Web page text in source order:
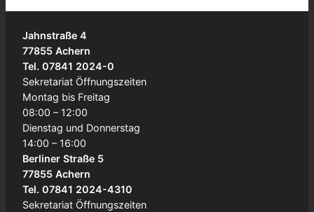
Jahnstraße 4
77855 Achern
Tel. 07841 2024-0
Sekretariat Öffnungszeiten
Montag bis Freitag
08:00 – 12:00
Dienstag und Donnerstag
14:00 – 16:00
Berliner Straße 5
77855 Achern
Tel. 07841 2024-4310
Sekretariat Öffnungszeiten